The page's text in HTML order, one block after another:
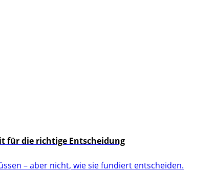
für die richtige Entscheidung
– aber nicht, wie sie fundiert entscheiden.